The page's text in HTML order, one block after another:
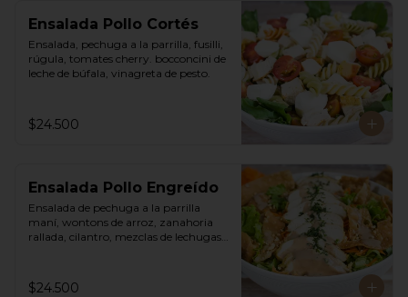
Ensalada Pollo Cortés
Ensalada, pechuga a la parrilla, fusilli,
rúgula, tomates cherry. bocconcini de
leche de búfala, vinagreta de pesto.
$24.500
Ensalada Pollo Engreído
Ensalada de pechuga a la parrilla
maní, wontons de arroz, zanahoria
rallada, cilantro, mezclas de lechugas,
$24.500